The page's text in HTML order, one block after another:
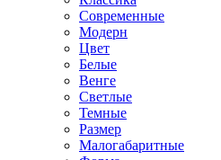
Современные
Модерн
Цвет
Белые
Венге
Светлые
Темные
Размер
Малогабаритные